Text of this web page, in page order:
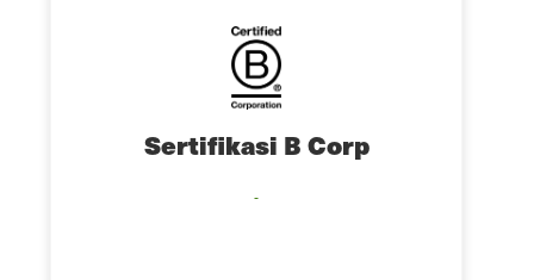
Sertifikasi B Corp